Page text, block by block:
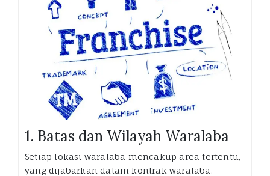
1. Batas dan Wilayah Waralaba
Setiap lokasi waralaba mencakup area tertentu,
yang dijabarkan dalam kontrak waralaba.